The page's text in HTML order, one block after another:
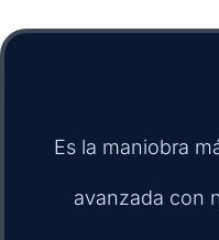
Es la maniobra
avanzada con